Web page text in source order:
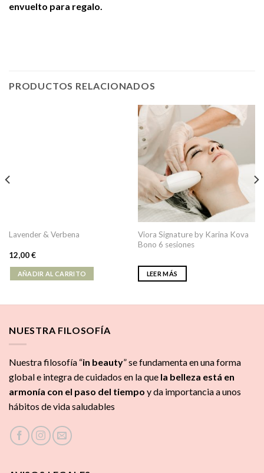
envuelto para regalo.
PRODUCTOS RELACIONADOS
Lavender & Verbena
12,00€
AÑADIR AL CARRITO
Viora Signature by Karina Kova
Bono 6 sesiones
LEER MÁS
NUESTRA FILOSOFÍA
Nuestra filosofía “in beauty” se fundamenta en una forma
global e integra de cuidados en la que la belleza está en
armonía con el paso del tiempo y da importancia a unos
hábitos de vida saludables